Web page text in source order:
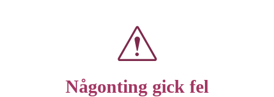
Någonting gick fel